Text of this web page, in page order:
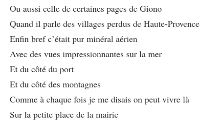
Ou aussi celle de certaines pages de Giono
Quand il parle des villages perdus de Haute-Provence
Enfin bref c’était pur minéral aérien
Avec des vues impressionnantes sur la mer
Et du côté du port
Et du côté des montagnes
Comme à chaque fois je me disais on peut vivre là
Sur la petite place de la mairie